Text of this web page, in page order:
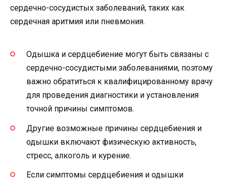
сердечно-сосудистых заболеваний, таких как
сердечная аритмия или пневмония.
Одышка и сердцебиение могут быть связаны с
сердечно-сосудистыми заболеваниями, поэтому
важно обратиться к квалифицированному врачу
для проведения диагностики и установления
точной причины симптомов.
Другие возможные причины сердцебиения и
одышки включают физическую активность,
стресс, алкоголь и курение.
Если симптомы сердцебиения и одышки